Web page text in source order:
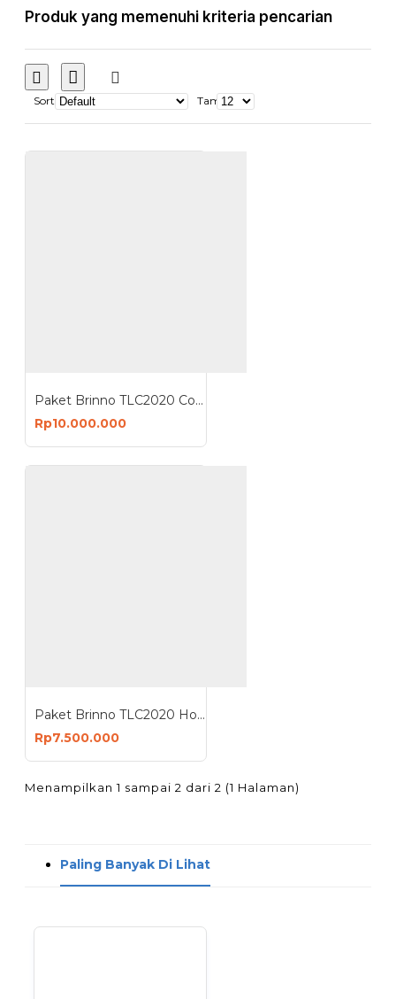
Produk yang memenuhi kriteria pencarian
Sort Tampilkan:
Paket Brinno TLC2020 Construction Bundle
Rp10.000.000
Paket Brinno TLC2020 Housing Bundle
Rp7.500.000
Menampilkan 1 sampai 2 dari 2 (1 Halaman)
Paling Banyak Di Lihat